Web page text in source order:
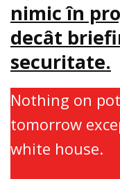
nimic în
decât
securitate.
Nothing on
tomorrow
white house.